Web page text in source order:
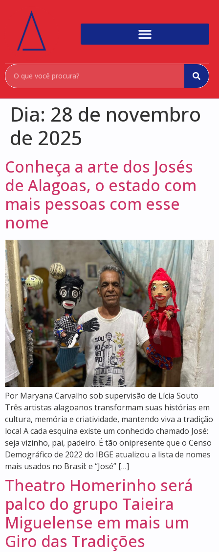
Dia: 28 de novembro
de 2025
Conheça a arte dos Josés
de Alagoas, o estado com
mais pessoas com esse
nome
Por Maryana Carvalho sob supervisão de Lícia Souto
Três artistas alagoanos transformam suas histórias em
cultura, memória e criatividade, mantendo viva a tradição
local A cada esquina existe um conhecido chamado José:
seja vizinho, pai, padeiro. É tão onipresente que o Censo
Demográfico de 2022 do IBGE atualizou a lista de nomes
mais usados no Brasil: e “José” […]
Theatro Homerinho será
palco do grupo Taieira
Miguelense em mais um
Giro das Tradições